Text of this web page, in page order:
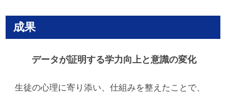
成果
データが証明する学力向上と意識の変化
生徒の心理に寄り添い、仕組みを整えたことで、